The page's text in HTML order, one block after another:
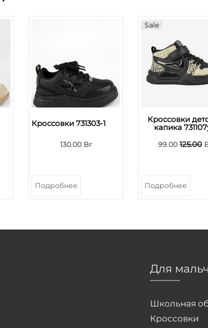
Кроссовки 731303-1
130.00 Br
Подробнее
Sale
Кроссовки
капика
99.00 125.00
Подробнее
Для
Школьная
Кроссовки